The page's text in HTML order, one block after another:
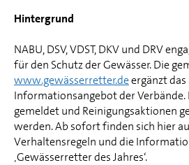
Hintergrund
NABU, DSV, VDST, DKV und DRV
für den Schutz der Gewässer. Die
www.gewässerretter.deergänzt
Informationsangebot der
gemeldet und Reinigungsaktionen
werden. Ab sofort finden sich hier
Verhaltensregeln und die
‚Gewässerretter des Jahres‘.